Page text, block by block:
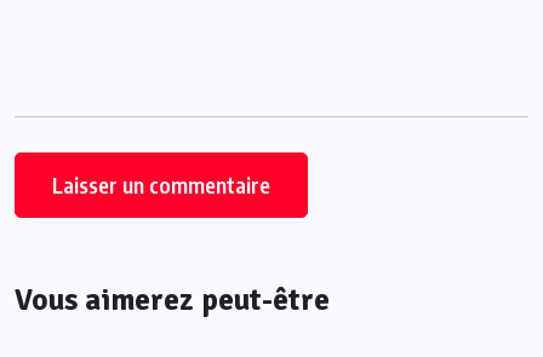
Vous aimerez peut-être